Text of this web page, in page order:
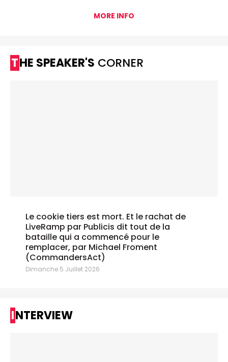
MORE INFO
THE SPEAKER'S CORNER
Le cookie tiers est mort. Et le rachat de
LiveRamp par Publicis dit tout de la
bataille qui a commencé pour le
remplacer, par Michael Froment
(CommandersAct)
Dimanche 5 Juillet 2026
INTERVIEW